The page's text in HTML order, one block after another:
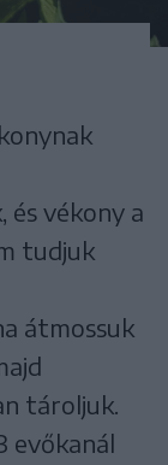
és vékony a
tudjuk
átmossuk
tároljuk.
evőkanál